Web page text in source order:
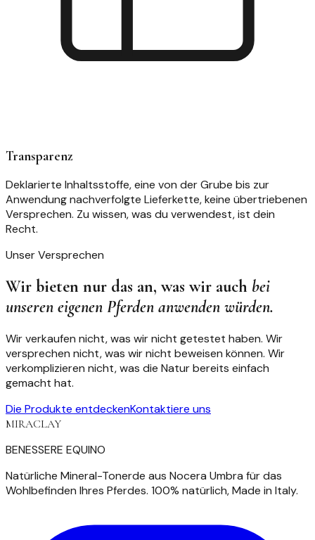
Transparenz
Deklarierte Inhaltsstoffe, eine von der Grube bis zur
Anwendung nachverfolgte Lieferkette, keine übertriebenen
Versprechen. Zu wissen, was du verwendest, ist dein
Recht.
Unser Versprechen
Wir bieten nur das an, was wir auch bei
unseren eigenen Pferden anwenden würden.
Wir verkaufen nicht, was wir nicht getestet haben. Wir
versprechen nicht, was wir nicht beweisen können. Wir
verkomplizieren nicht, was die Natur bereits einfach
gemacht hat.
Die Produkte entdeckenKontaktiere uns
MIRACLAY
BENESSERE EQUINO
Natürliche Mineral-Tonerde aus Nocera Umbra für das
Wohlbefinden Ihres Pferdes. 100% natürlich, Made in Italy.